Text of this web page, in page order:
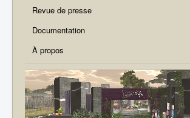
Revue de presse
Documentation
À propos